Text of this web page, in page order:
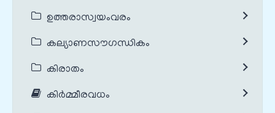
ഉത്തരാസ്വയംവരം
കല്യാണസൗഗന്ധികം
കിരാതം
കിർമ്മീരവധം